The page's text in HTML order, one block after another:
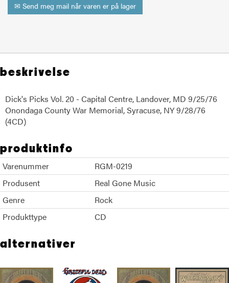
✉ Send meg mail når varen er på lager
beskrivelse
Dick's Picks Vol. 20 - Capital Centre, Landover, MD 9/25/76
Onondaga County War Memorial, Syracuse, NY 9/28/76
(4CD)
produktinfo
Varenummer
RGM-0219
Produsent
Real Gone Music
Genre
Rock
Produkttype
CD
alternativer